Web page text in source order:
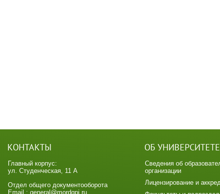
КОНТАКТЫ
Главный корпус:
ул. Студенческая, 11 А
Отдел общего документооборота
Email : general@mordgpi.ru
ОБ УНИВЕРСИТЕТЕ
Сведения об
организации
Лицензирование и